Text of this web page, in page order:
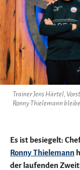
Trainer Jens Härtel,
Ronny Thielemann
Es ist besiegelt:
Ronny Thielemann
der laufenden